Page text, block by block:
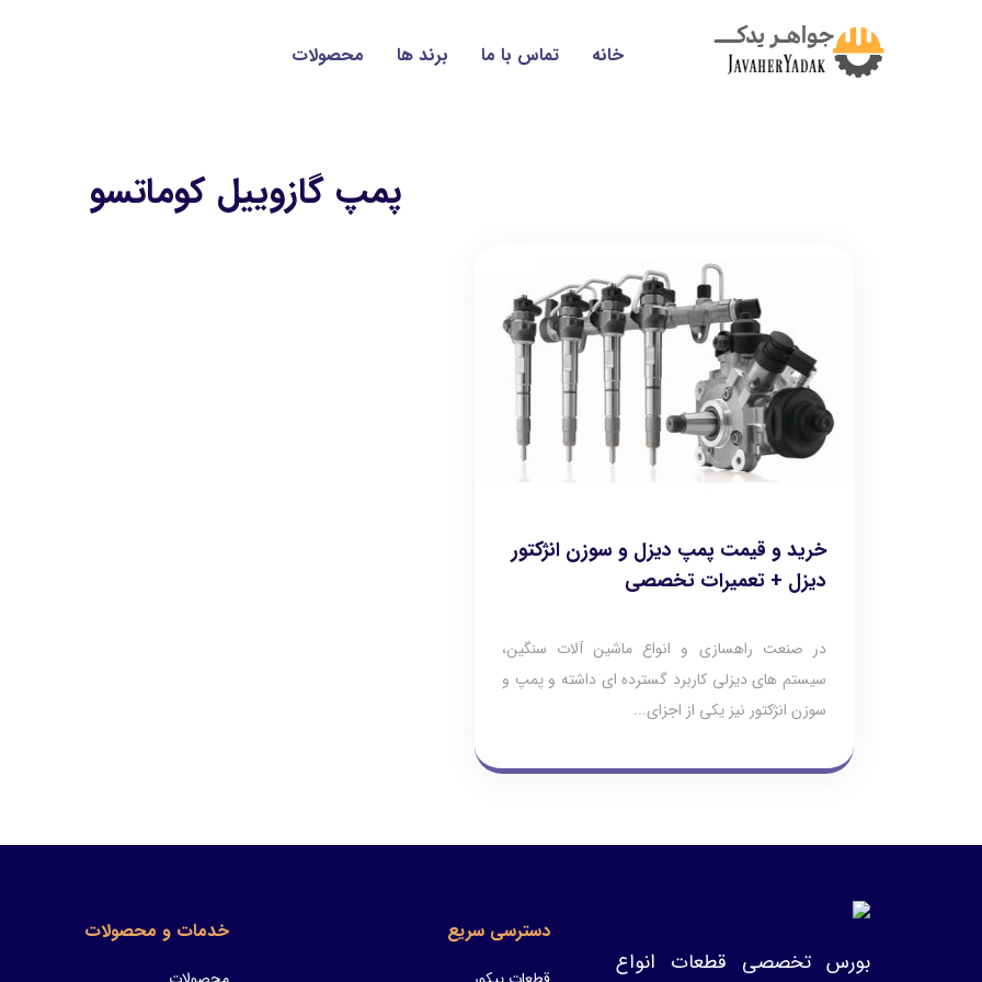
خانه تماس با ما برند ها محصولات
پمپ گازوییل کوماتسو
خرید و قیمت پمپ دیزل و سوزن انژکتور
دیزل + تعمیرات تخصصی
در صنعت راهسازی و انواع ماشین آلات سنگین،
سیستم های دیزلی کاربرد گسترده ای داشته و پمپ و
سوزن انژکتور نیز یکی از اجزای...
بورس تخصصی قطعات انواع
دسترسی سریع خدمات و محصولات